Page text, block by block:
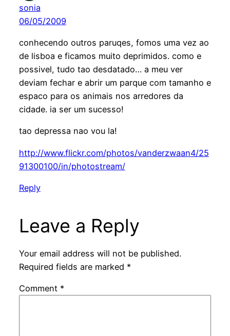
sonia
06/05/2009
conhecendo outros paruqes, fomos uma vez ao
de lisboa e ficamos muito deprimidos. como e
possivel, tudo tao desdatado… a meu ver
deviam fechar e abrir um parque com tamanho e
espaco para os animais nos arredores da
cidade. ia ser um sucesso!
tao depressa nao vou la!
http://www.flickr.com/photos/vanderzwaan4/25
91300100/in/photostream/
Reply
Leave a Reply
Your email address will not be published.
Required fields are marked *
Comment *